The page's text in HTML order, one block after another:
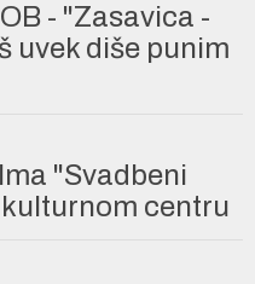
- "Zasavica -
uvek diše punim
"Svadbeni
centru